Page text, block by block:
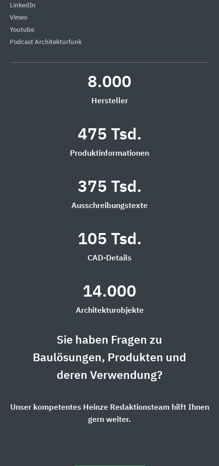
LinkedIn
Vimeo
Youtube
Podcast Architekturfunk
8.000
Hersteller
475 Tsd.
Produktinformationen
375 Tsd.
Ausschreibungstexte
105 Tsd.
CAD-Details
14.000
Architekturobjekte
Sie haben Fragen zu
Baulösungen, Produkten und
deren Verwendung?
Unser kompetentes Heinze Redaktionsteam hilft Ihnen
gern weiter.